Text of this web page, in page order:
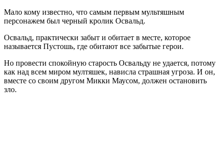
Мало кому известно, что самым первым мультяшным
персонажем был черный кролик Освальд.
Освальд, практически забыт и обитает в месте, которое
называется Пустошь, где обитают все забытые герои.
Но провести спокойную старость Освальду не удается, потому
как над всем миром мултяшек, нависла страшная угроза. И он,
вместе со своим другом Микки Маусом, должен остановить
зло.